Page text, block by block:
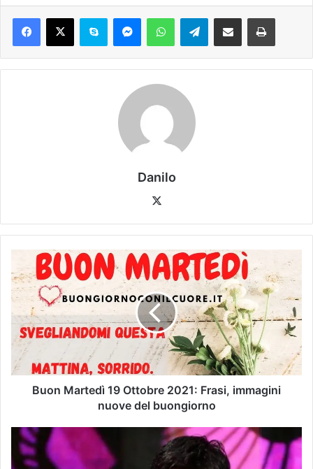
Danilo
Buon Martedì 19 Ottobre 2021: Frasi, immagini
nuove del buongiorno